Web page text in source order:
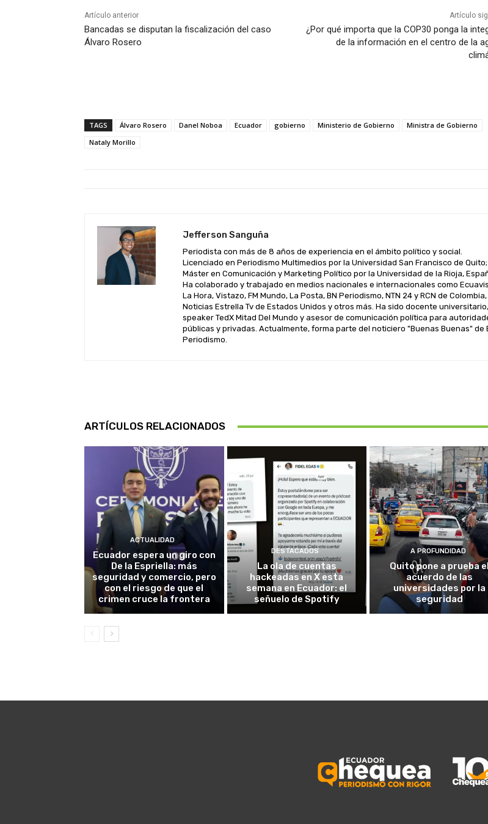
Artículo anterior
Bancadas se disputan la fiscalización del caso
Álvaro Rosero
Artículo
¿Por qué importa que la COP30 ponga la
de la información en el centro de la
TAGS Álvaro Rosero Danel Noboa Ecuador gobierno Ministerio de Gobierno
Ministra de Gobierno
Nataly Morillo
Jefferson Sanguña
Periodista con más de 8 años de experiencia en el ámbito político y social.
Licenciado en Periodismo Multimedios por la Universidad San Francisco de
Máster en Comunicación y Marketing Político por la Universidad de la Rioja,
Ha colaborado y trabajado en medios nacionales e internacionales como
La Hora, Vistazo, FM Mundo, La Posta, BN Periodismo, NTN 24 y RCN de Colombia,
Noticias Estrella Tv de Estados Unidos y otros más. Ha sido docente universitario,
speaker TedX Mitad Del Mundo y asesor de comunicación política para
públicas y privadas. Actualmente, forma parte del noticiero "Buenas Buenas" de
Periodismo.
ARTÍCULOS RELACIONADOS
ACTUALIDAD
Ecuador espera un giro con
De la Espriella: más
seguridad y comercio, pero
con el riesgo de que el
crimen cruce la frontera
DESTACADOS
La ola de cuentas
hackeadas en X esta
semana en Ecuador: el
señuelo de Spotify
A PROFUNDIDAD
Quito pone a prueba
acuerdo de las
universidades por la
seguridad